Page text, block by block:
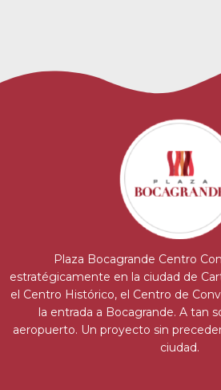
Plaza Bocagrande Centro
estratégicamente en la ciudad de
el Centro Histórico, el Centro de
la entrada a Bocagrande. A tan
aeropuerto. Un proyecto sin
ciudad.